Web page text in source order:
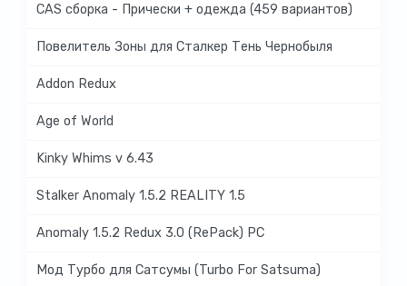
CAS сборка - Прически + одежда (459 вариантов)
Повелитель Зоны для Сталкер Тень Чернобыля
Addon Redux
Age of World
Kinky Whims v 6.43
Stalker Anomaly 1.5.2 REALITY 1.5
Anomaly 1.5.2 Redux 3.0 (RePack) PC
Мод Турбо для Сатсумы (Turbo For Satsuma)